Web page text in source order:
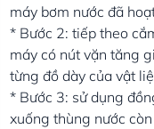
máy bơm nước đã
* Bước 2: tiếp theo
máy có nút vặn tăng
từng đồ dày của vật
* Bước 3: sử dụng
xuống thùng nước